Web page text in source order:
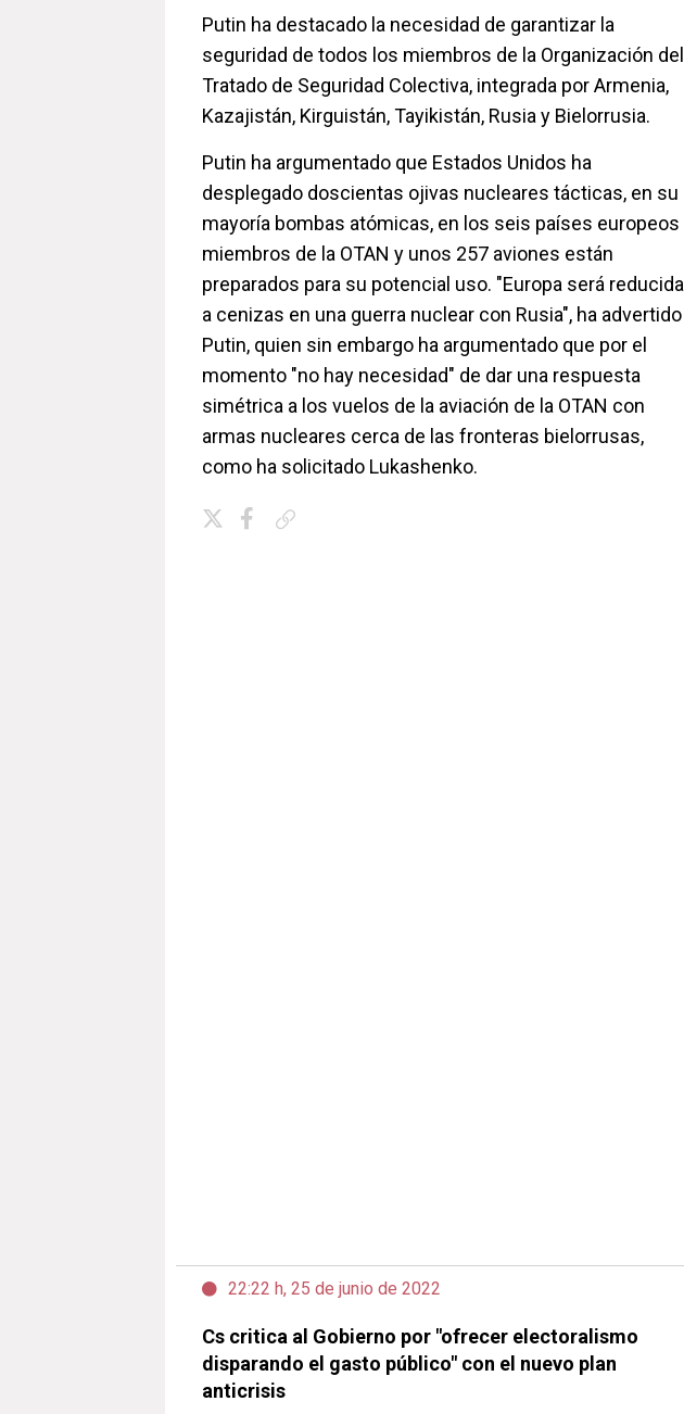
Putin ha destacado la necesidad de garantizar la
seguridad de todos los miembros de la Organización del
Tratado de Seguridad Colectiva, integrada por Armenia,
Kazajistán, Kirguistán, Tayikistán, Rusia y Bielorrusia.
Putin ha argumentado que Estados Unidos ha
desplegado doscientas ojivas nucleares tácticas, en su
mayoría bombas atómicas, en los seis países europeos
miembros de la OTAN y unos 257 aviones están
preparados para su potencial uso. "Europa será reducida
a cenizas en una guerra nuclear con Rusia", ha advertido
Putin, quien sin embargo ha argumentado que por el
momento "no hay necesidad" de dar una respuesta
simétrica a los vuelos de la aviación de la OTAN con
armas nucleares cerca de las fronteras bielorrusas,
como ha solicitado Lukashenko.
22:22 h, 25 de junio de 2022
Cs critica al Gobierno por "ofrecer electoralismo
disparando el gasto público" con el nuevo plan
anticrisis